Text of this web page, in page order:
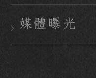
媒體曝光